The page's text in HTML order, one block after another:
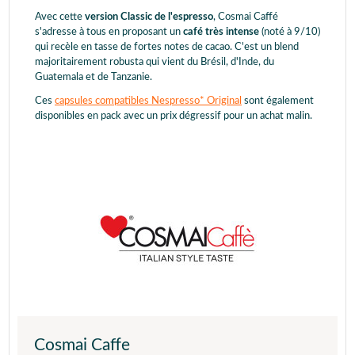
Avec cette version Classic de l'espresso, Cosmai Caffé
s'adresse à tous en proposant un café très intense (noté à 9/10)
qui recèle en tasse de fortes notes de cacao. C'est un blend
majoritairement robusta qui vient du Brésil, d'Inde, du
Guatemala et de Tanzanie.
Ces capsules compatibles Nespresso* Original sont également
disponibles en pack avec un prix dégressif pour un achat malin.
Cosmai Caffe